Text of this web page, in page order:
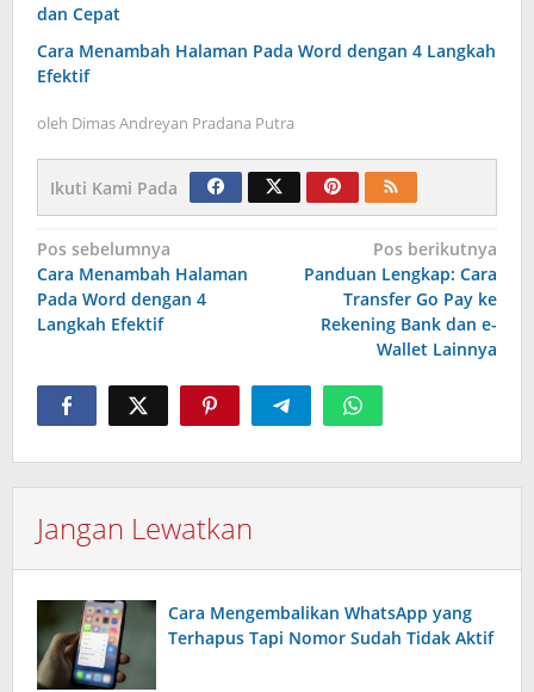
dan Cepat
Cara Menambah Halaman Pada Word dengan 4 Langkah
Efektif
oleh Dimas Andreyan Pradana Putra
Ikuti Kami Pada
Navigasi
pos
Pos sebelumnya
Cara Menambah Halaman
Pada Word dengan 4
Langkah Efektif
Pos berikutnya
Panduan Lengkap: Cara
Transfer Go Pay ke
Rekening Bank dan e-
Wallet Lainnya
Jangan Lewatkan
Cara Mengembalikan WhatsApp yang
Terhapus Tapi Nomor Sudah Tidak Aktif